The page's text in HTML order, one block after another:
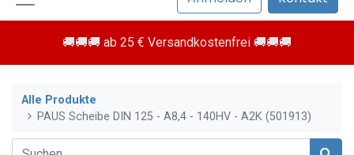
🚚🚚🚚 ab 25 € Versandkostenfrei 🚚🚚🚚
Alle Produkte
PAUS Scheibe DIN 125 - A8,4 - 140HV - A2K (501913)